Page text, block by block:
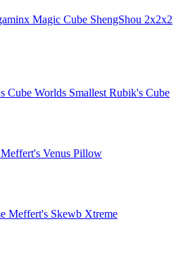
ShengShou 2x2x2
Worlds Smallest Rubik's Cube
Meffert's Venus Pillow
Meffert's Skewb Xtreme